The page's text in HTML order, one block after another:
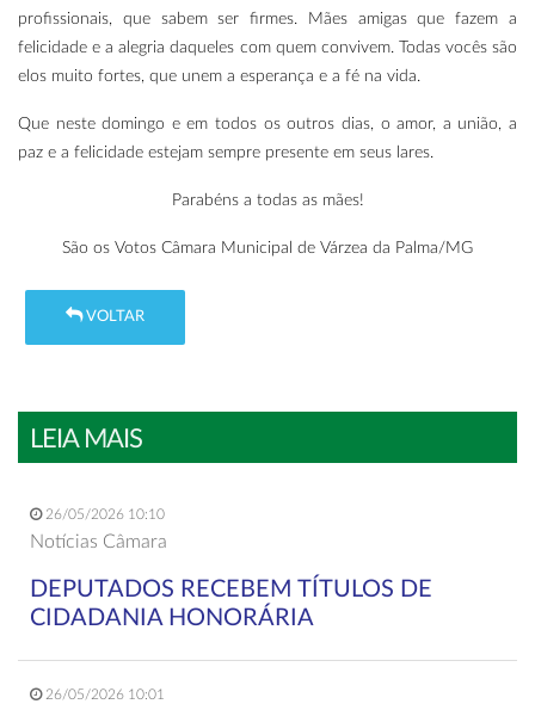
profissionais, que sabem ser firmes. Mães amigas que fazem a
felicidade e a alegria daqueles com quem convivem. Todas vocês são
elos muito fortes, que unem a esperança e a fé na vida.
Que neste domingo e em todos os outros dias, o amor, a união, a
paz e a felicidade estejam sempre presente em seus lares.
Parabéns a todas as mães!
São os Votos Câmara Municipal de Várzea da Palma/MG
VOLTAR
LEIA MAIS
26/05/2026 10:10
Notícias Câmara
DEPUTADOS RECEBEM TÍTULOS DE
CIDADANIA HONORÁRIA
26/05/2026 10:01